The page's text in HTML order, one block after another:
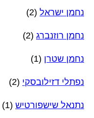
נחמן ישראל (2)
נחמן רוזנברג (2)
נחמן שטרן (1)
נפתלי דזילובסקי (2)
נתנאל שישפורטיש (1)